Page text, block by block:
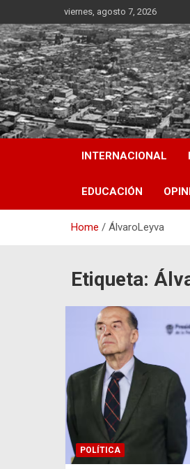
to
content
viernes, agosto 7, 2026
INTERNACIONAL
EDUCACIÓN
Home ÁlvaroLeyva
Etiqueta:
POLÍTICA